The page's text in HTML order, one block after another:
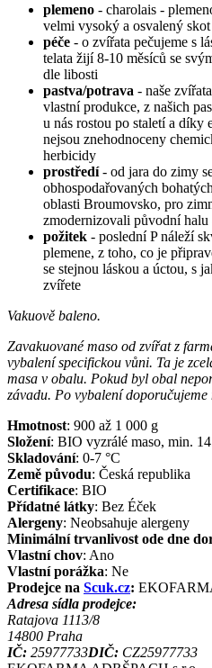
plemeno - charolais -
velmi vysoký a osvalený skot
péče - o zvířata pečujeme s
telata žijí 8-10 měsíců se
dle libosti
pastva/potrava - naše
vlastní produkce, z našich
u nás rostou po staletí a díky
nejsou znehodnoceny
herbicidy
prostředí- od jara do zimy
obhospodařovaných
oblasti Broumovsko, pro
zmodernizovali původní
požitek - poslední P náleží
plemene, z toho, co je
se stejnou láskou a úctou, s
zvířete
Vakuově baleno.
Zavakuované maso od zvířat z
vybalení specifickou vůni. Ta je
masa v obalu. Pokud byl obal
závadu. Po vybalení
Hmotnost: 900 až 1 000 g
Složení: BIO vyzrálé maso, min.
Skladování: 0-7 °C
Země původu: Česká republika
Certifikace: BIO
Přídatné látky: Bez Éček
Alergeny: Neobsahuje alergeny
Minimální trvanlivost ode dne
Vlastní chov: Ano
Vlastní porážka: Ne
Prodejce na Scuk.cz:
Adresa sídla prodejce:
Ratajova 1113/8
14800 Praha
IČ: 25977733DIČ: CZ25977733